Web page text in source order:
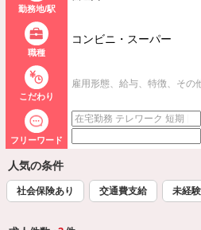
勤務地/駅
職種
コンビニ・スーパー
こだわり
雇用形態、給与、特徴、その
フリーワード
人気の条件
社会保険あり 交通費支給 未経